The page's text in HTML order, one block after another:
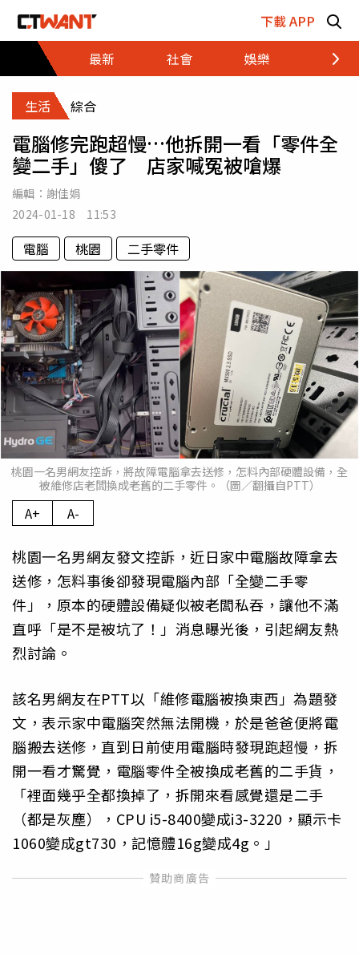
下載 APP
最新
社會 娛樂 財經
生活 綜合
電腦修完跑超慢…他拆開一看「零件全
變二手」傻了 店家喊冤被嗆爆
編輯： 謝佳娟
2024-01-18 11:53
電腦 桃園 二手零件
桃園一名男網友控訴，將故障電腦拿去送修，怎料內部硬體設備，全
被維修店老闆換成老舊的二手零件。（圖／翻攝自PTT）
A+ A-
桃園一名男網友發文控訴，近日家中電腦故障拿去
送修，怎料事後卻發現電腦內部「全變二手零
件」，原本的硬體設備疑似被老闆私吞，讓他不滿
直呼「是不是被坑了！」消息曝光後，引起網友熱
烈討論。
該名男網友在PTT以「維修電腦被換東西」為題發
文，表示家中電腦突然無法開機，於是爸爸便將電
腦搬去送修，直到日前使用電腦時發現跑超慢，拆
開一看才驚覺，電腦零件全被換成老舊的二手貨，
「裡面幾乎全都換掉了，拆開來看感覺還是二手
（都是灰塵），CPU i5-8400變成i3-3220，顯示卡
1060變成gt730，記憶體16g變成4g。」